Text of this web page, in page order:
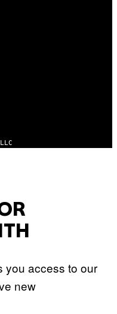
you access to our
new